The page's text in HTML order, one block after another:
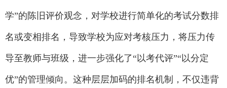
学”的陈旧评价观念，对学校进行简单化的考试分数排
名或变相排名，导致学校为应对考核压力，将压力传
导至教师与班级，进一步强化了“以考代评”“以分定
优”的管理倾向。这种层层加码的排名机制，不仅违背